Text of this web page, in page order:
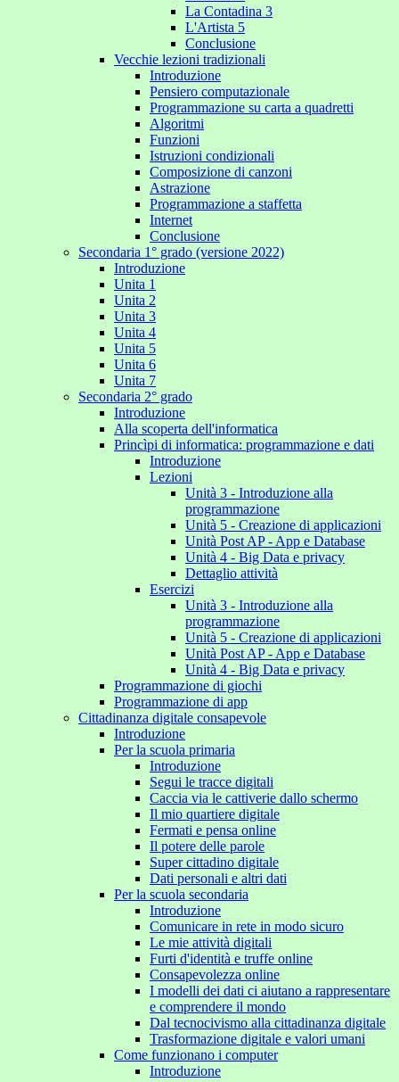
La Contadina 3
L'Artista 5
Conclusione
Vecchie lezioni tradizionali
Introduzione
Pensiero computazionale
Programmazione su carta a quadretti
Algoritmi
Funzioni
Istruzioni condizionali
Composizione di canzoni
Astrazione
Programmazione a staffetta
Internet
Conclusione
Secondaria 1° grado (versione 2022)
Introduzione
Unita 1
Unita 2
Unita 3
Unita 4
Unita 5
Unita 6
Unita 7
Secondaria 2° grado
Introduzione
Alla scoperta dell'informatica
Princìpi di informatica: programmazione e dati
Introduzione
Lezioni
Unità 3 - Introduzione alla
programmazione
Unità 5 - Creazione di applicazioni
Unità Post AP - App e Database
Unità 4 - Big Data e privacy
Dettaglio attività
Esercizi
Unità 3 - Introduzione alla
programmazione
Unità 5 - Creazione di applicazioni
Unità Post AP - App e Database
Unità 4 - Big Data e privacy
Programmazione di giochi
Programmazione di app
Cittadinanza digitale consapevole
Introduzione
Per la scuola primaria
Introduzione
Segui le tracce digitali
Caccia via le cattiverie dallo schermo
Il mio quartiere digitale
Fermati e pensa online
Il potere delle parole
Super cittadino digitale
Dati personali e altri dati
Per la scuola secondaria
Introduzione
Comunicare in rete in modo sicuro
Le mie attività digitali
Furti d'identità e truffe online
Consapevolezza online
I modelli dei dati ci aiutano a rappresentare
e comprendere il mondo
Dal tecnocivismo alla cittadinanza digitale
Trasformazione digitale e valori umani
Come funzionano i computer
Introduzione